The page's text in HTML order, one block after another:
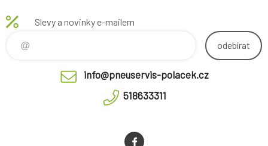
Slevy a novinky e-mailem
odebírat
info@pneuservis-polacek.cz
518633311